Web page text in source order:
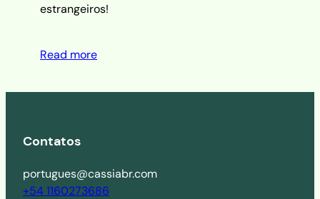
estrangeiros!
Read more
Contatos
portugues@cassiabr.com
+54 1160273686